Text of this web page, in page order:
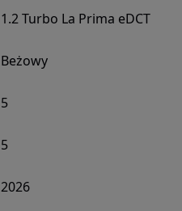
1.2 Turbo La Prima eDCT
Beżowy
5
5
2026